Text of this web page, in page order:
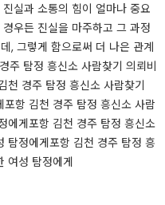
실과 소통의 힘이 얼마나 중요
우든 진실을 마주하고 그 과정
, 그렇게 함으로써 더 나은 관계
주 탐정 흥신소 사람찾기 의뢰비
천 경주 탐정 흥신소 사람찾기
항 김천 경주 탐정 흥신소 사람
에게포항 김천 경주 탐정 흥신소
탐정에게포항 김천 경주 탐정 흥
여성 탐정에게​